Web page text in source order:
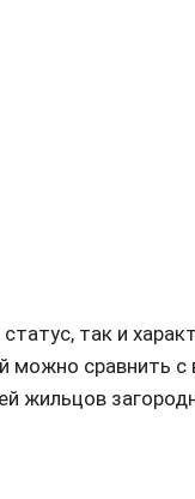
так и
сравнить с
жильцов